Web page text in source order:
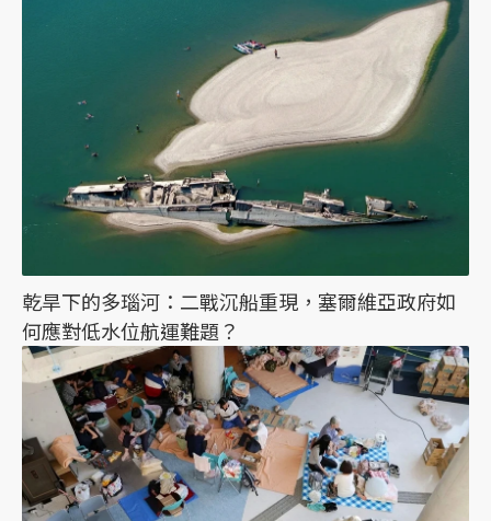
乾旱下的多瑙河：二戰沉船重現，塞爾維亞政府如
何應對低水位航運難題？